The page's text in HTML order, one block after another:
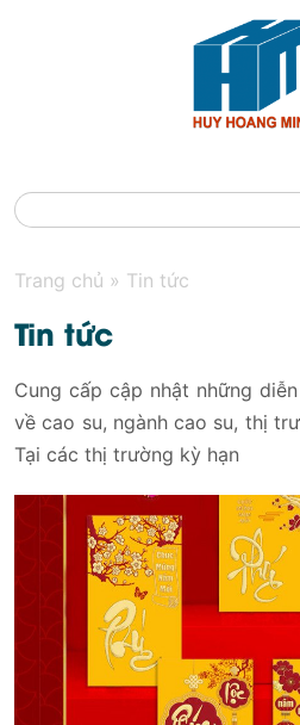
Trang chủ » Tin tức
Tin tức
Cung cấp cập nhật những
về cao su, ngành cao su, thị
Tại các thị trường kỳ hạn